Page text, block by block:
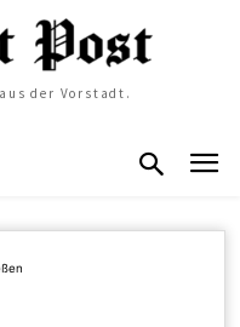
der Vorstadt.